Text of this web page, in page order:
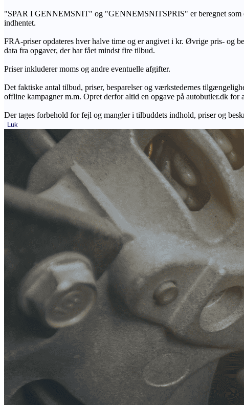
"SPAR I GENNEMSNIT" og "GENNEMSNITSPRIS" er beregnet som
indhentet.
FRA-priser opdateres hver halve time og er angivet i kr. Øvrige pris- og
data fra opgaver, der har fået mindst fire tilbud.
Priser inkluderer moms og andre eventuelle afgifter.
Det faktiske antal tilbud, priser, besparelser og værkstedernes
offline kampagner m.m. Opret derfor altid en opgave på autobutler.dk for
Der tages forbehold for fejl og mangler i tilbuddets indhold, priser og
Luk